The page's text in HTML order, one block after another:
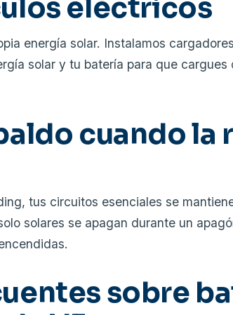
eléctricos
energía solar. Instalamos
solar y tu batería para que
cuando la
tus circuitos esenciales se
solares se apagan durante un
sobre